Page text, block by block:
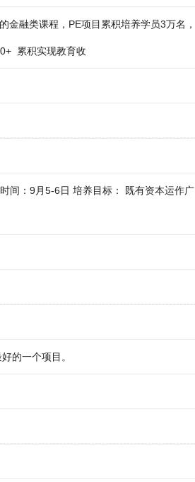
融类课程，PE项目累积培养学员3万名，
累积实现教育收
9月5-6日 培养目标： 既有资本运作广
的一个项目。